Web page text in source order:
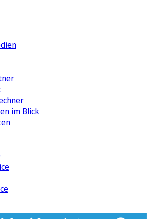
im Blick